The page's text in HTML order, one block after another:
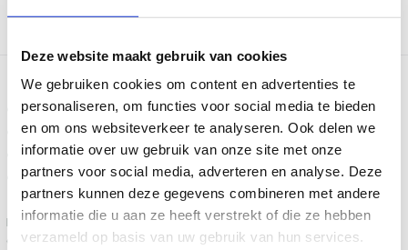
Deze website maakt gebruik van cookies
We gebruiken cookies om content en advertenties te
personaliseren, om functies voor social media te bieden
en om ons websiteverkeer te analyseren. Ook delen we
informatie over uw gebruik van onze site met onze
partners voor social media, adverteren en analyse. Deze
partners kunnen deze gegevens combineren met andere
informatie die u aan ze heeft verstrekt of die ze hebben
verzameld op basis van uw gebruik van hun services.
Wordt altijd geleverd met:
GBS grillrooster
Uitneembare as- en vetlade
Easy-Clean systeem
Handleiding
Bekijk de
actievoorwaarden